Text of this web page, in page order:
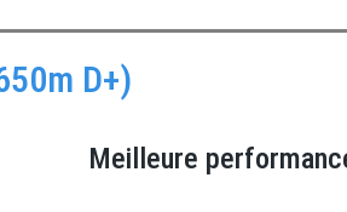
D+)
Meilleure